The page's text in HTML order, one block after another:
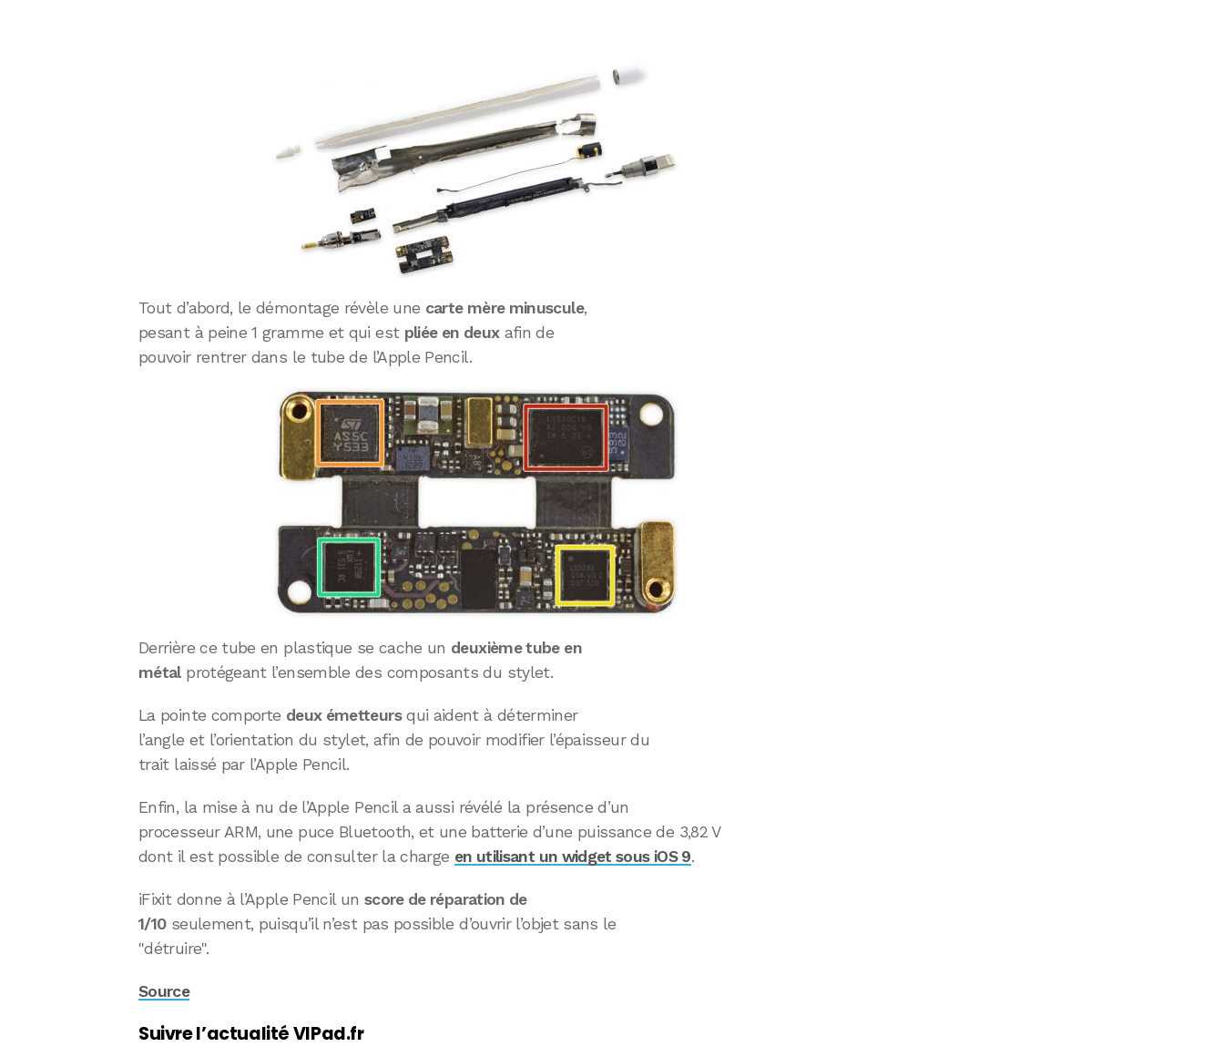
Tout d’abord, le démontage révèle une carte mère minuscule,
pesant à peine 1 gramme et qui est pliée en deuxafin de
pouvoir rentrer dans le tube de l’Apple Pencil.
Derrière ce tube en plastique se cache un deuxième tube en
métalprotégeant l’ensemble des composants du stylet.
La pointe comporte deux émetteursqui aident à déterminer
l’angle et l’orientation du stylet, afin de pouvoir modifier l’épaisseur du
trait laissé par l’Apple Pencil.
Enfin, la mise à nu de l’Apple Pencil a aussi révélé la présence d’un
processeur ARM, une puce Bluetooth, et une batterie d’une puissance de 3,82 V
dont il est possible de consulter la charge en utilisant un widget sous iOS 9.
iFixit donne à l’Apple Pencil un score de réparation de
1/10seulement, puisqu’il n’est pas possible d’ouvrir l’objet sans le
"détruire".
Source
Suivre l’actualité VIPad.fr